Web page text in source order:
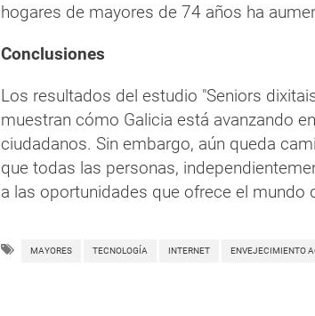
hogares de mayores de 74 años ha
Conclusiones
Los resultados del estudio "Seniors
muestran cómo Galicia está avanzando
ciudadanos. Sin embargo, aún queda
que todas las personas,
a las oportunidades que ofrece el mundo
MAYORES TECNOLOGÍA INTERNET ENVEJECIMIENTO